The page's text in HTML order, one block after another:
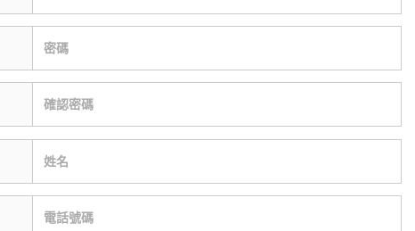
密碼
確認密碼
姓名
電話號碼